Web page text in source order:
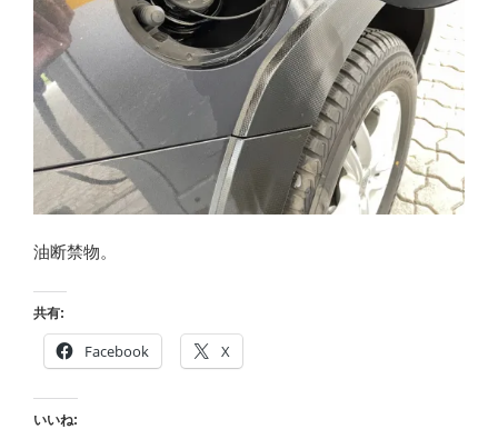
油断禁物。
共有:
Facebook X
いいね: